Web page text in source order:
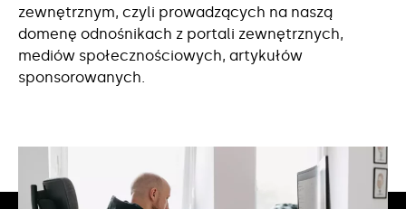
zewnętrznym, czyli prowadzących na naszą
domenę odnośnikach z portali zewnętrznych,
mediów społecznościowych, artykułów
sponsorowanych.